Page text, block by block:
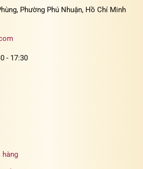
Phường Phú Nhuận, Hồ Chí Minh
- 17:30
hàng